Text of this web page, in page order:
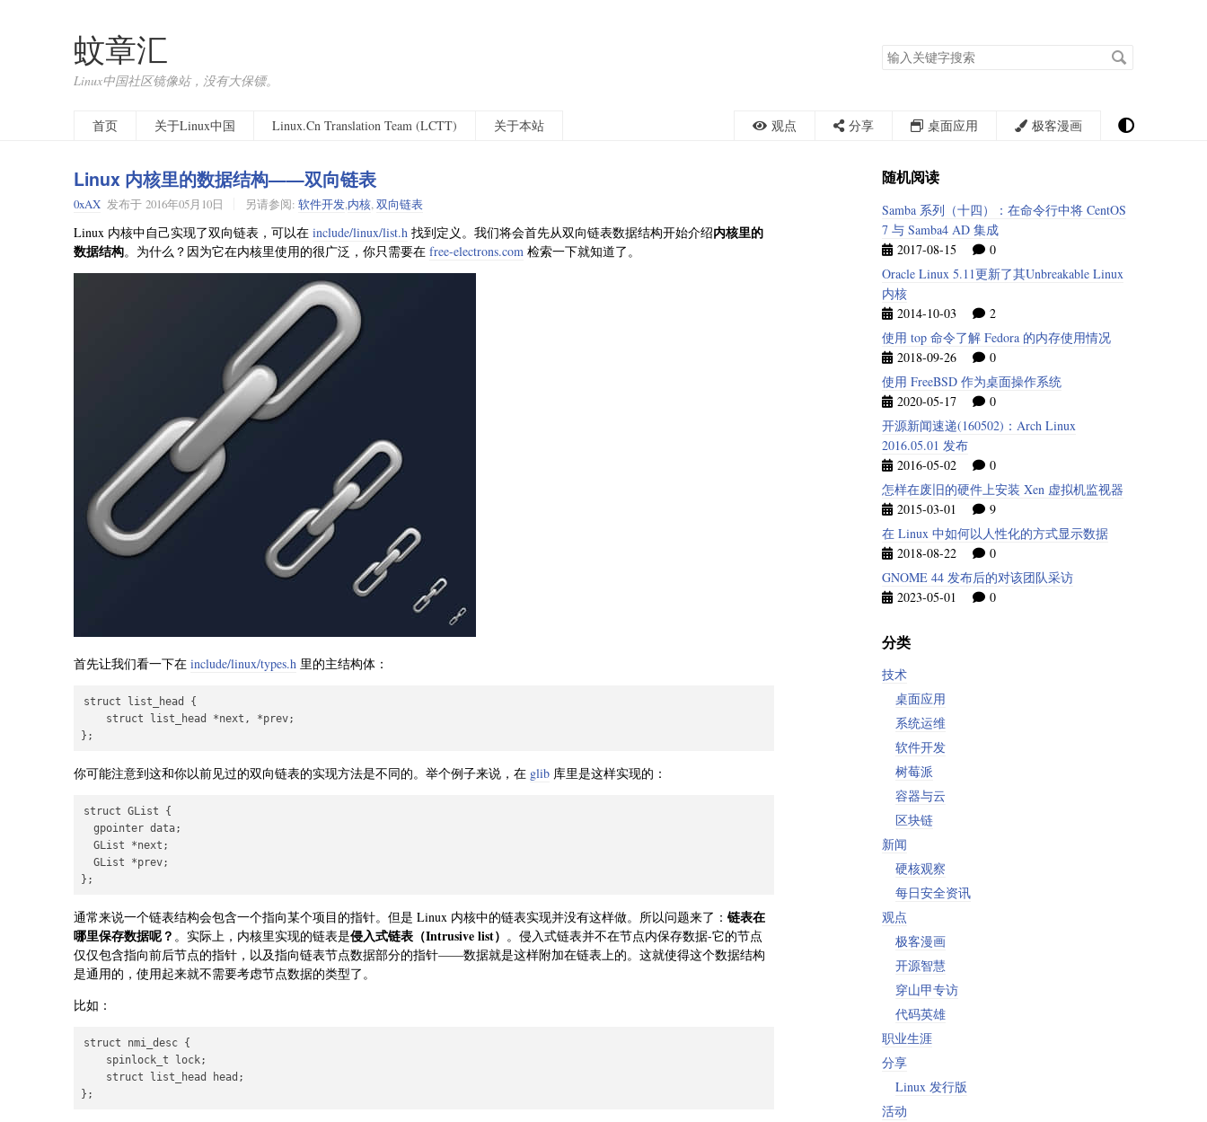
蚊章汇
Linux中国社区镜像站，没有大保镖。
搜
索
首页
关于Linux中国 Linux.Cn Translation Team (LCTT) 关于本站 观点 分享 桌面应用 极客漫画
Linux 内核里的数据结构——双向链表
0xAX 发布于 2016年05月10日 另请参阅: 软件开发,内核,双向链表
Linux 内核中自己实现了双向链表，可以在 include/linux/list.h 找到定义。我们将会首先从双向链表数据结构开始介绍内核里的
数据结构。为什么？因为它在内核里使用的很广泛，你只需要在 free-electrons.com 检索一下就知道了。
首先让我们看一下在 include/linux/types.h 里的主结构体：
struct list_head {
    struct list_head *next, *prev;
你可能注意到这和你以前见过的双向链表的实现方法是不同的。举个例子来说，在 glib 库里是这样实现的：
struct GList {
  gpointer data;
  GList *next;
  GList *prev;
通常来说一个链表结构会包含一个指向某个项目的指针。但是 Linux 内核中的链表实现并没有这样做。所以问题来了： 链表在
哪里保存数据呢？ 。实际上，内核里实现的链表是侵入式链表（Intrusive list） 。侵入式链表并不在节点内保存数据-它的节点
仅仅包含指向前后节点的指针，以及指向链表节点数据部分的指针——数据就是这样附加在链表上的。这就使得这个数据结构
是通用的，使用起来就不需要考虑节点数据的类型了。
比如：
struct nmi_desc {
    spinlock_t lock;
    struct list_head head;
随机阅读
Samba 系列（十四）：在命令行中将 CentOS
7 与 Samba4 AD 集成
2017-08-15
0
Oracle Linux 5.11更新了其Unbreakable Linux
内核
2014-10-03
2
使用 top 命令了解 Fedora 的内存使用情况
2018-09-26
0
使用 FreeBSD 作为桌面操作系统
2020-05-17
0
开源新闻速递(160502)：Arch Linux
2016.05.01 发布
2016-05-02
0
怎样在废旧的硬件上安装 Xen 虚拟机监视器
2015-03-01
9
在 Linux 中如何以人性化的方式显示数据
2018-08-22
0
GNOME 44 发布后的对该团队采访
2023-05-01
0
分类
技术
桌面应用
系统运维
软件开发
树莓派
容器与云
区块链
新闻
硬核观察
每日安全资讯
观点
极客漫画
开源智慧
穿山甲专访
代码英雄
职业生涯
分享
Linux 发行版
活动